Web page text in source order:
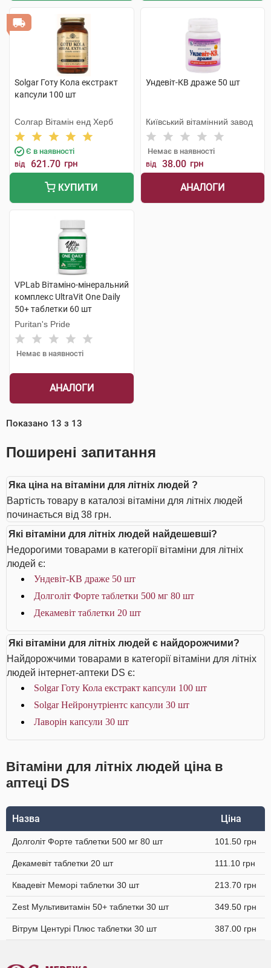
Solgar Готу Кола екстракт
капсули 100 шт
Солгар Вітамін енд Херб
Є в наявності
від 621.70 грн
КУПИТИ
Ундевіт-КВ драже 50 шт
Київський вітамінний завод
Немає в наявності
від 38.00 грн
АНАЛОГИ
VPLab Вітаміно-мінеральний
комплекс UltraVit One Daily
50+ таблетки 60 шт
Puritan's Pride
Немає в наявності
АНАЛОГИ
Показано 13 з 13
Поширені запитання
Яка ціна на вітаміни для літніх людей ?
Вартість товару в каталозі вітаміни для літніх людей
починається від 38 грн.
Які вітаміни для літніх людей найдешевші?
Недорогими товарами в категорії вітаміни для літніх
людей є:
Ундевіт-КВ драже 50 шт
Долголіт Форте таблетки 500 мг 80 шт
Декамевіт таблетки 20 шт
Які вітаміни для літніх людей є найдорожчими?
Найдорожчими товарами в категорії вітаміни для літніх
людей інтернет-аптеки DS є:
Solgar Готу Кола екстракт капсули 100 шт
Solgar Нейронутріентс капсули 30 шт
Лаворін капсули 30 шт
Вітаміни для літніх людей ціна в
аптеці DS
Назва Ціна
Долголіт Форте таблетки 500 мг 80 шт 101.50 грн
Декамевіт таблетки 20 шт 111.10 грн
Квадевіт Меморі таблетки 30 шт 213.70 грн
Zest Мультивитамін 50+ таблетки 30 шт 349.50 грн
Вітрум Центурі Плюс таблетки 30 шт 387.00 грн